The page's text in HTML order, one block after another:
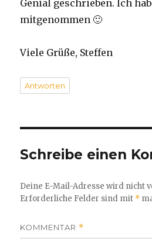
Genial geschrieben. Ich
mitgenommen 🙂
Viele Grüße, Steffen
Antworten
Schreibe einen
Deine E-Mail-Adresse wird nicht
Erforderliche Felder sind mit *
KOMMENTAR *